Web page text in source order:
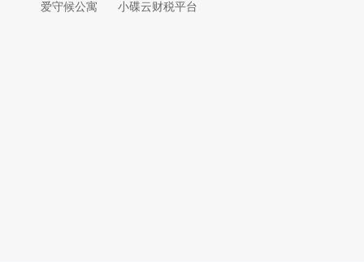
爱守候公寓 小碟云财税平台